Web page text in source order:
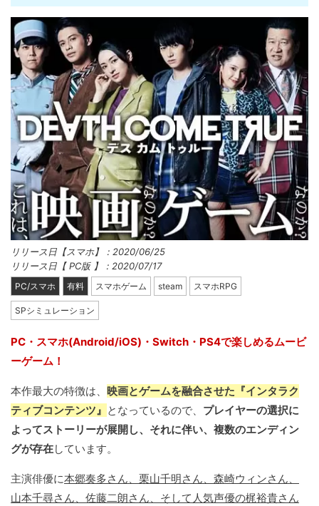
リリース日【スマホ】：2020/06/25
リリース日【 PC版 】：2020/07/17
PC/スマホ 有料 スマホゲーム steam スマホRPG
SPシミュレーション
PC・スマホ(Android/iOS)・Switch・PS4で楽しめるムービ
ーゲーム！
本作最大の特徴は、 映画とゲームを融合させた『インタラク
ティブコンテンツ』 となっているので、 プレイヤーの選択に
よってストーリーが展開し、それに伴い、複数のエンディン
グが存在しています。
主演俳優に本郷奏多さん、栗山千明さん、森崎ウィンさん、
山本千尋さん、佐藤二朗さん、そして人気声優の梶裕貴さん